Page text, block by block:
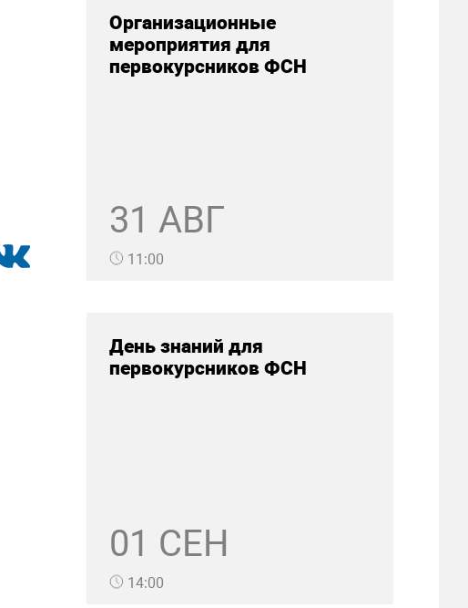
Организационные
мероприятия для
первокурсников ФСН
31 АВГ
11:00
День знаний для
первокурсников ФСН
01 СЕН
14:00